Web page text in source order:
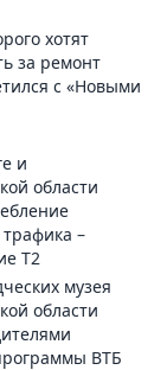
хотят
за ремонт
с «Новыми
и
области
–
T2
музея
области
ВТБ